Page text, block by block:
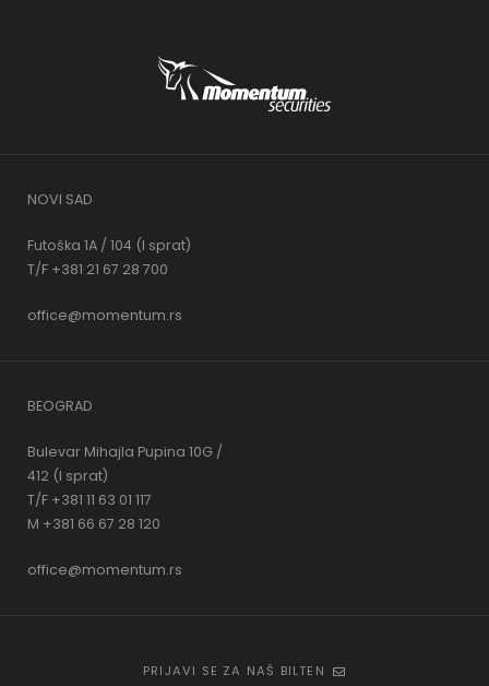
NOVI SAD
Futoška 1A / 104 (I sprat)
T/F +381 21 67 28 700
office@momentum.rs
BEOGRAD
Bulevar Mihajla Pupina 10G /
412 (I sprat)
T/F +381 11 63 01 117
M +381 66 67 28 120
office@momentum.rs
PRIJAVI SE ZA NAŠ BILTEN